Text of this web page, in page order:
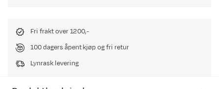
Fri frakt over 1200,-
100 dagers åpent kjøp og fri retur
Lynrask levering